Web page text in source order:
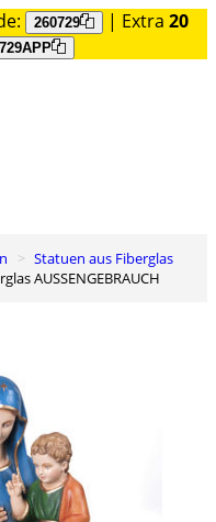
260729 | Extra 20
Statuen aus Fiberglas
AUSSENGEBRAUCH